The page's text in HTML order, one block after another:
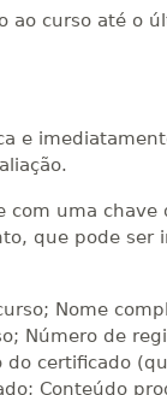
ao curso até o
e
uma chave
que pode
Nome
Número de
certificado
Conteúdo